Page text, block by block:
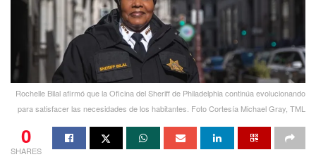
Rochelle Bilal afirmó que la Oficina del Sheriff de Philadelphia continúa evolucionando
para satisfacer las necesidades de los habitantes. Foto Cortesía Michael Gray, TML
0
SHARES